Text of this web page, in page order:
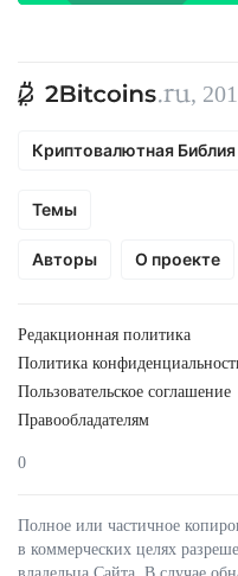
,
Криптовалютная Библия
Темы
Авторы О проекте
Редакционная политика
Политика
Пользовательское соглашение
Правообладателям
0
Полное или частичное
в коммерческих целях